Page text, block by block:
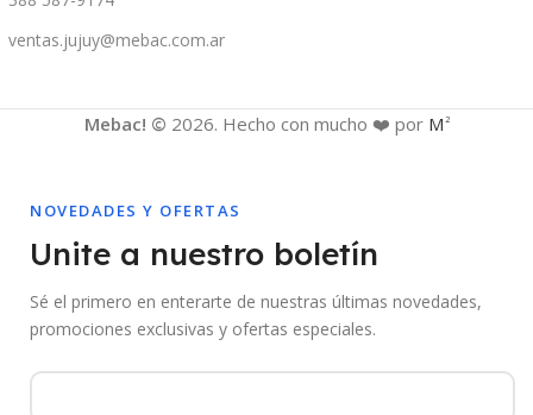
ventas.jujuy@mebac.com.ar
Mebac! © 2026. Hecho con mucho ❤️ por M 2
NOVEDADES Y OFERTAS
Unite a nuestro boletín
Sé el primero en enterarte de nuestras últimas novedades,
promociones exclusivas y ofertas especiales.